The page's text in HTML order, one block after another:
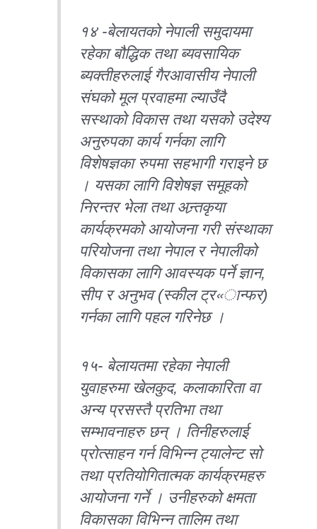
१४ -बेलायतको नेपाली समुदायमा
रहेका बौद्धिक तथा ब्यवसायिक
ब्यक्तीहरुलाई गैरआवासीय नेपाली
संघको मूल प्रवाहमा ल्याउँदै
सस्थाको विकास तथा यसको उदेश्य
अनुरुपका कार्य गर्नका लागि
विशेषज्ञका रुपमा सहभागी गराइने छ
। यसका लागि विशेषज्ञ समूहको
निरन्तर भेला तथा अन्र्तकृया
कार्यक्रमको आयोजना गरी संस्थाका
परियोजना तथा नेपाल र नेपालीको
विकासका लागि आवस्यक पर्ने ज्ञान,
सीप र अनुभव (स्कील ट्र«ान्फर)
गर्नका लागि पहल गरिनेछ ।
१५- बेलायतमा रहेका नेपाली
युवाहरुमा खेलकुद, कलाकारिता वा
अन्य प्रसस्तै प्रतिभा तथा
सम्भावनाहरु छन् । तिनीहरुलाई
प्रोत्साहन गर्न विभिन्न ट्यालेन्ट सो
तथा प्रतियोगितात्मक कार्यक्रमहरु
आयोजना गर्ने । उनीहरुको क्षमता
विकासका विभिन्न तालिम तथा